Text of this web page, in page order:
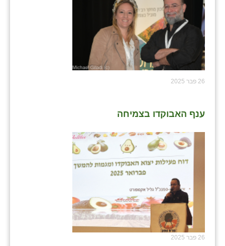
26 פבר 2025
ענף האבוקדו בצמיחה
26 פבר 2025